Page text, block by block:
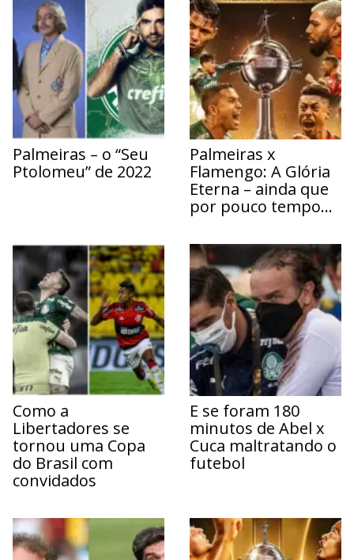
Palmeiras – o “Seu
Ptolomeu” de 2022
Palmeiras x
Flamengo: A Glória
Eterna – ainda que
por pouco tempo…
Como a
Libertadores se
tornou uma Copa
do Brasil com
convidados
E se foram 180
minutos de Abel x
Cuca maltratando o
futebol